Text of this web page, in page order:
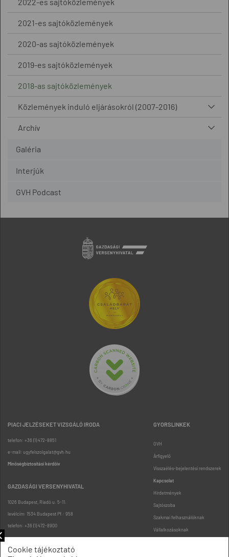
2021-es sajtóközlemények
2020-as sajtóközlemények
2019-es sajtóközlemények
2018-as sajtóközlemények
Közlemények induló eljárásokról (2007-2016)
Archív
Galéria
Interjúk
GVH Podcast
PIACI JELZÉSEKET VIZSGÁLÓ IRODA
telefon: +36 (1) 472-8851
e-mail: ugyfelszolgalat@gvh.hu
Minőségbiztosítási kérdőív
GAZDASÁGI VERSENYHIVATAL
1026 Budapest, Riadó u. 5-11.
levélcím: 1534 Budapest Pf.: 958
telefon: +36 (1) 472-8900
GYORSLINKEK
GVH
Árfigyelő
Visszaélés-bejelentési rendszerek
Kapcsolat
Hirdetmények
Sajtószoba
Szakmai felhasználóknak
Vállalkozásoknak
Cookie tájékoztató